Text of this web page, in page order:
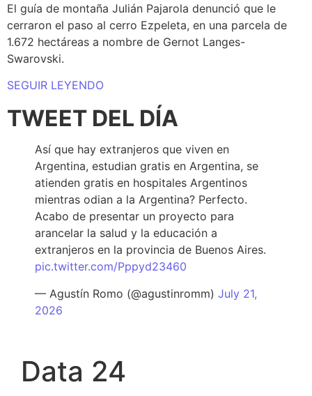
El guía de montaña Julián Pajarola denunció que le
cerraron el paso al cerro Ezpeleta, en una parcela de
1.672 hectáreas a nombre de Gernot Langes-
Swarovski.
SEGUIR LEYENDO
TWEET DEL DÍA
Así que hay extranjeros que viven en
Argentina, estudian gratis en Argentina, se
atienden gratis en hospitales Argentinos
mientras odian a la Argentina? Perfecto.
Acabo de presentar un proyecto para
arancelar la salud y la educación a
extranjeros en la provincia de Buenos Aires.
pic.twitter.com/Pppyd23460
— Agustín Romo (@agustinromm) July 21,
2026
Data 24